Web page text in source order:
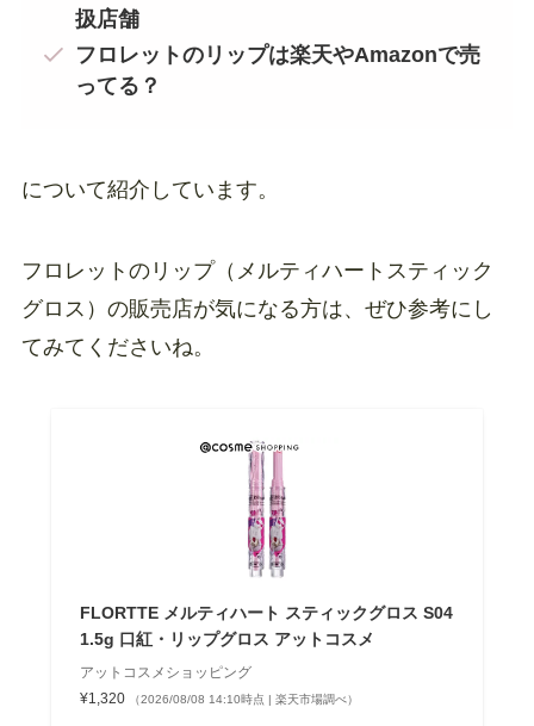
扱店舗
フロレットのリップは楽天やAmazonで売
ってる？
について紹介しています。
フロレットのリップ（メルティハートスティック
グロス）の販売店が気になる方は、ぜひ参考にし
てみてくださいね。
FLORTTE メルティハート スティックグロス S04
1.5g 口紅・リップグロス アットコスメ
アットコスメショッピング
¥1,320
（2026/08/08 14:10時点 | 楽天市場調べ）